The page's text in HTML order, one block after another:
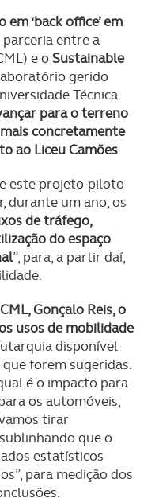
‘back office’ em
entre a
e o Sustainable
gerido
Técnica
para o terreno
concretamente
ao Liceu Camões.
este projeto-piloto
durante um ano, os
de tráfego,
do espaço
”, para, a partir daí,
Gonçalo Reis, o
usos de mobilidade
disponível
forem sugeridas.
é o impacto para
os automóveis,
tirar
que o
estatísticos
para medição dos